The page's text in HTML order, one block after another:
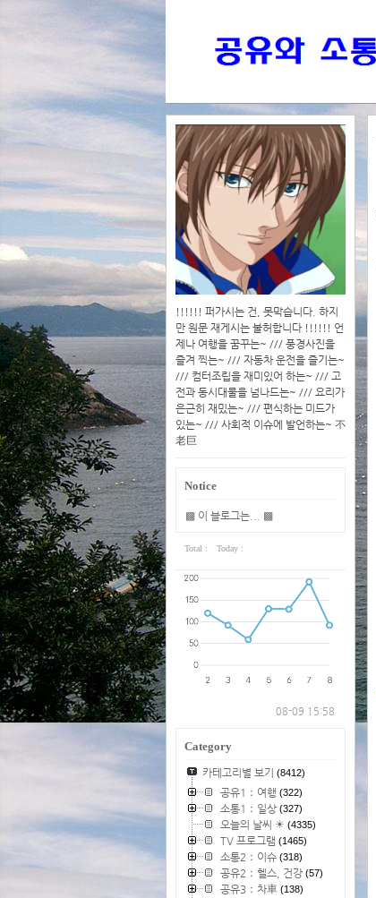
!!!!!! 퍼가시는 건, 못막습니다. 하지
만 원문 재게시는 불허합니다 !!!!!! 언
제나 여행을 꿈꾸는~ /// 풍경사진을
즐겨 찍는~ /// 자동차 운전을 즐기는~
/// 컴터조립을 재미있어 하는~ /// 고
전과 동시대물을 넘나드는~ /// 요리가
은근히 재밌는~ /// 편식하는 미드가
있는~ /// 사회적 이슈에 발언하는~ 不
老巨
Notice
▩ 이 블로그는... ▩
Total : Today :
08-09 15:58
Category
카테고리별 보기 (8412)
공유1：여행 (322)
소통1：일상(327)
오늘의 날씨 ☀ (4335)
TV 프로그램 (1465)
소통2：이슈(318)
공유2：헬스, 건강(57)
공유3：차車(138)